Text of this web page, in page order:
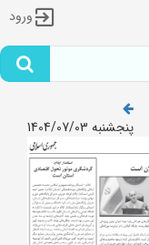
ورود
پنجشنبه 1404/07/03